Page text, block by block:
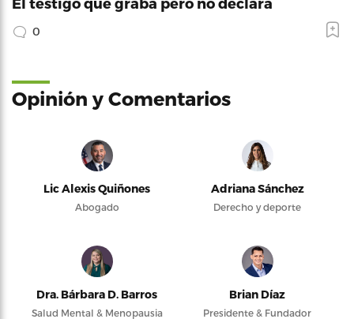
0
Opinión y Comentarios
Lic Alexis Quiñones
Abogado
Adriana Sánchez
Derecho y deporte
Dra. Bárbara D. Barros
Salud Mental & Menopausia
Brian Díaz
Presidente & Fundador